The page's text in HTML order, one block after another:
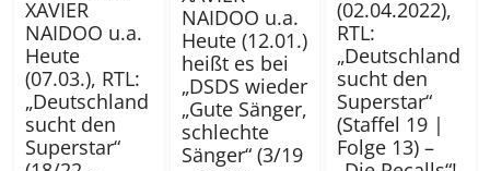
XAVIER
NAIDOO u.a.
Heute
(07.03.), RTL:
„Deutschland
sucht den
Superstar“
NAIDOO u.a.
Heute (12.01.)
heißt es bei
„DSDS wieder
„Gute Sänger,
schlechte
Sänger“ (3/19
(02.04.2022),
RTL:
„Deutschland
sucht den
Superstar“
(Staffel 19 |
Folge 13) –